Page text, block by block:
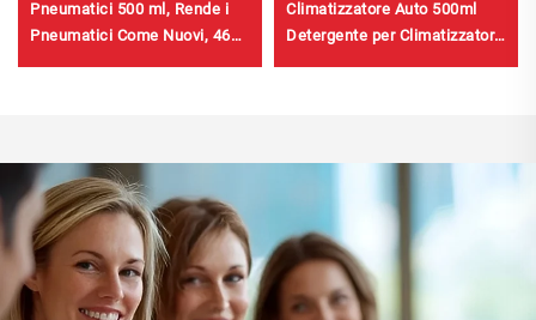
Pneumatici 500 ml, Rende i
Pneumatici Come Nuovi, 460
Climatizzatore Auto 500ml
Detergente per Climatizzatore